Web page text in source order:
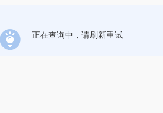
正在查询中，请刷新重试